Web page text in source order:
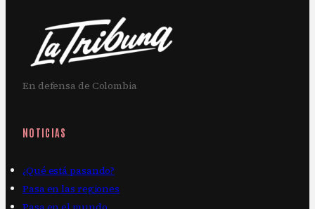
En defensa de Colombia
NOTICIAS
¿Qué está pasando?
Pasa en las regiones